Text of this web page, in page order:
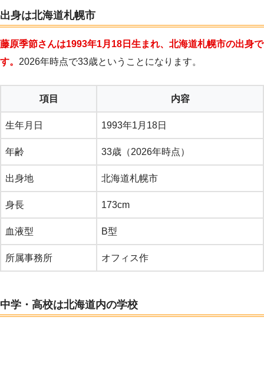
出身は北海道札幌市
藤原季節さんは1993年1月18日生まれ、北海道札幌市の出身で
す。 2026年時点で33歳ということになります。
項目 内容
生年月日 1993年1月18日
年齢 33歳（2026年時点）
出身地 北海道札幌市
身長 173cm
血液型 B型
所属事務所 オフィス作
中学・高校は北海道内の学校